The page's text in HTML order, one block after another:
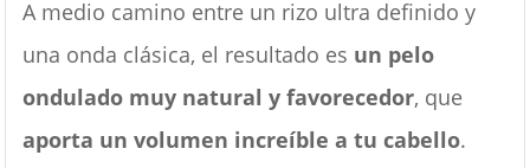
A medio camino entre un rizo ultra definido y
una onda clásica, el resultado es un pelo
ondulado muy natural y favorecedor, que
aporta un volumen increíble a tu cabello.